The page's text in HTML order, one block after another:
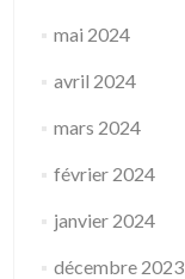
mai 2024
avril 2024
mars 2024
février 2024
janvier 2024
décembre 2023